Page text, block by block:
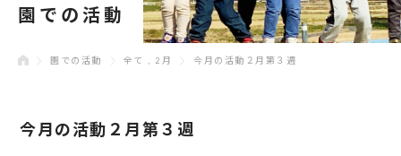
園での活動
園での活動 全て , 2月 今月の活動２月第３週
今月の活動２月第３週